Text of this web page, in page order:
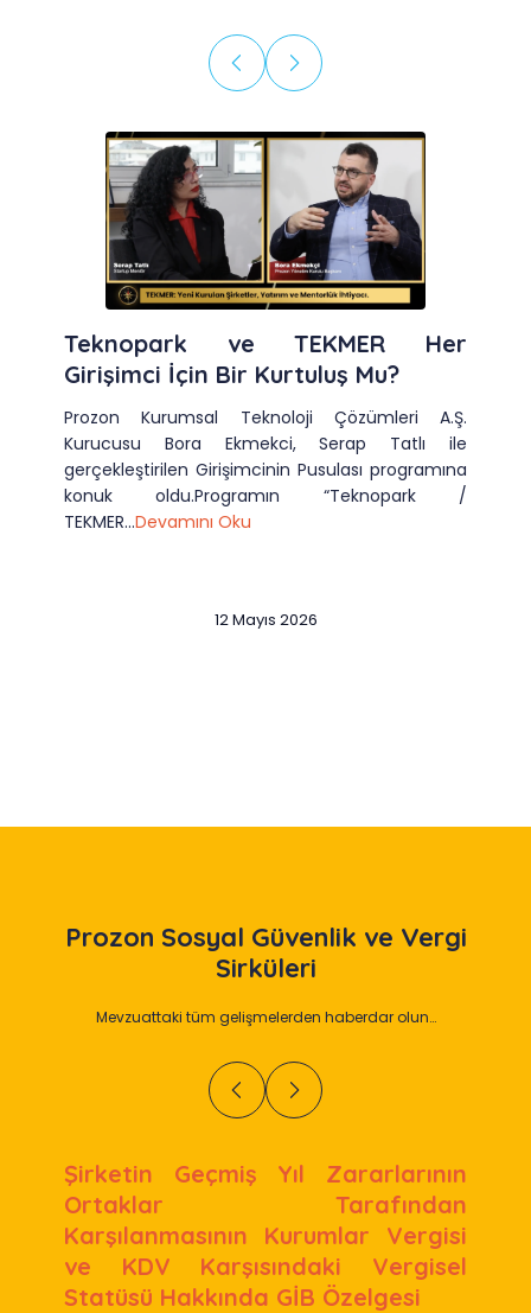
Teknopark ve TEKMER Her
Girişimci İçin Bir Kurtuluş Mu?
Prozon Kurumsal Teknoloji Çözümleri A.Ş.
Kurucusu Bora Ekmekci, Serap Tatlı ile
gerçekleştirilen Girişimcinin Pusulası programına
konuk oldu.Programın “Teknopark /
TEKMER...Devamını Oku
12 Mayıs 2026
Prozon Sosyal Güvenlik ve Vergi
Sirküleri
Mevzuattaki tüm gelişmelerden haberdar olun…
Şirketin Geçmiş Yıl Zararlarının
Ortaklar Tarafından
Karşılanmasının Kurumlar Vergisi
ve KDV Karşısındaki Vergisel
Statüsü Hakkında GİB Özelgesi